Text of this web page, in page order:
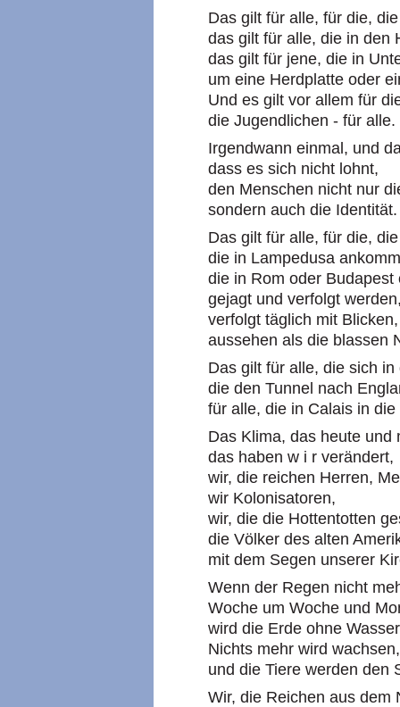
Das gilt für alle, für die,
das gilt für alle, die in den
das gilt für jene, die in
um eine Herdplatte oder
Und es gilt vor allem für
die Jugendlichen - für alle.
Irgendwann einmal, und
dass es sich nicht lohnt,
den Menschen nicht nur
sondern auch die Identität.
Das gilt für alle, für die,
die in Lampedusa
die in Rom oder Budapest
gejagt und verfolgt
verfolgt täglich mit
aussehen als die blassen
Das gilt für alle, die sich
die den Tunnel nach
für alle, die in Calais in
Das Klima, das heute und
das haben w i r verändert,
wir, die reichen Herren,
wir Kolonisatoren,
wir, die die Hottentotten
die Völker des alten
mit dem Segen unserer
Wenn der Regen nicht
Woche um Woche und
wird die Erde ohne
Nichts mehr wird
und die Tiere werden den
Wir, die Reichen aus dem